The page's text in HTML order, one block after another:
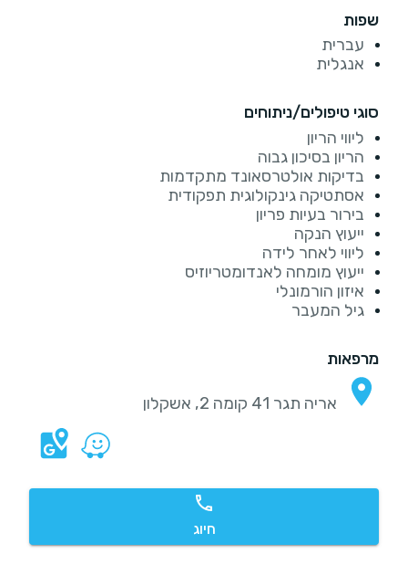
שפות
עברית
אנגלית
סוגי טיפולים/ניתוחים
ליווי הריון
הריון בסיכון גבוה
בדיקות אולטרסאונד מתקדמות
אסתטיקה גינקולוגית תפקודית
בירור בעיות פריון
ייעוץ הנקה
ליווי לאחר לידה
ייעוץ מומחה לאנדומטריוזיס
איזון הורמונלי
גיל המעבר
מרפאות
אריה תגר 41 קומה 2, אשקלון
חיוג